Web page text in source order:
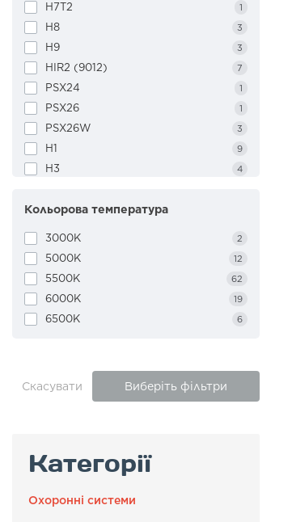
H7T2 1
H8 3
H9 3
HIR2 (9012) 7
PSX24 1
PSX26 1
PSX26W 3
H1 9
H3 4
H7
Кольорова температура
3000K 2
5000K 12
5500K 62
6000K 19
6500K 6
Скасувати Виберіть фільтри
Категорії
Охоронні системи